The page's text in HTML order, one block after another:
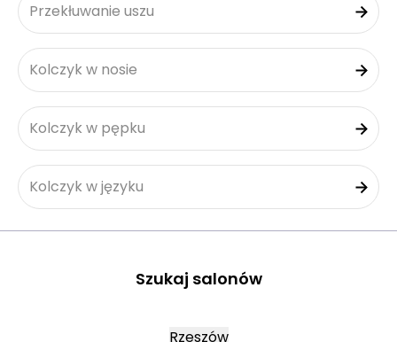
Przekłuwanie uszu
Kolczyk w nosie
Kolczyk w pępku
Kolczyk w języku
Szukaj salonów
Rzeszów